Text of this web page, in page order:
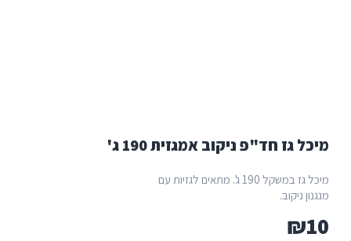
גז חד"פ ניקוב אמגזית 190 ג'
מיכל גז במשקל 190 ג'. מתאים לגזיות עם
ניקוב.
₪